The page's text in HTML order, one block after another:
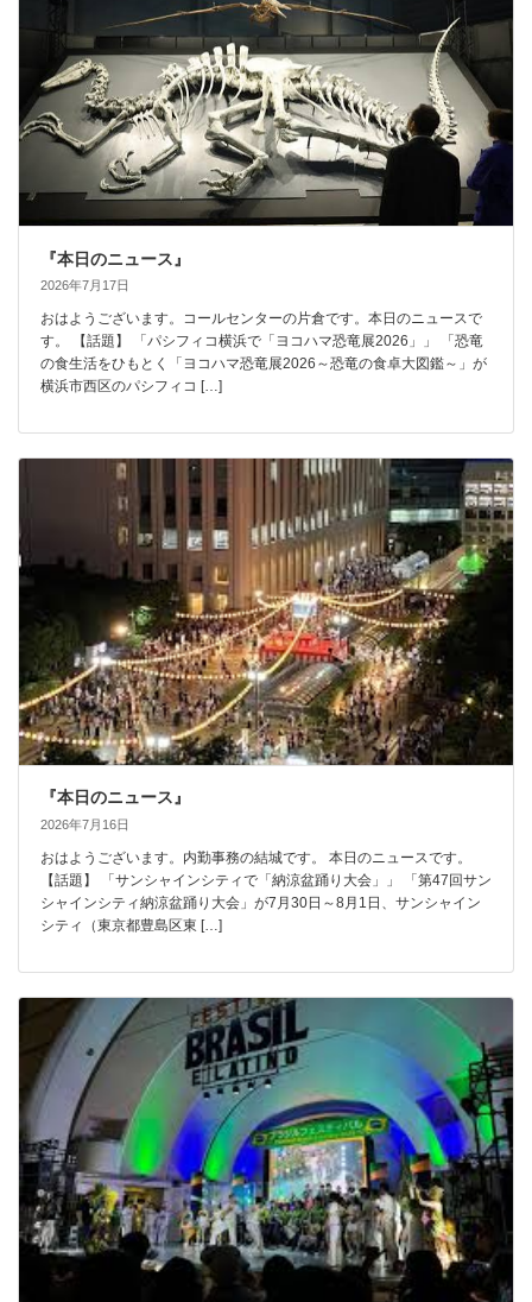
『本日のニュース』
2026年7月17日
おはようございます。コールセンターの片倉です。本日のニュースで
す。 【話題】 「パシフィコ横浜で「ヨコハマ恐竜展2026」」 「恐竜
の食生活をひもとく「ヨコハマ恐竜展2026～恐竜の食卓大図鑑～」が
横浜市西区のパシフィコ […]
『本日のニュース』
2026年7月16日
おはようございます。内勤事務の結城です。 本日のニュースです。
【話題】 「サンシャインシティで「納涼盆踊り大会」」 「第47回サン
シャインシティ納涼盆踊り大会」が7月30日～8月1日、サンシャイン
シティ（東京都豊島区東 […]